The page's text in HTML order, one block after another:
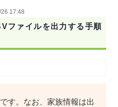
17:48
ファイルを出力する手順
す。なお、家族情報は出